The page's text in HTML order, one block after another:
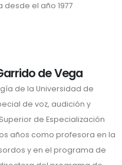
el año 1977
de Vega
de la Universidad de
de voz, audición y
de Especialización
años como profesora en la
y en el programa de